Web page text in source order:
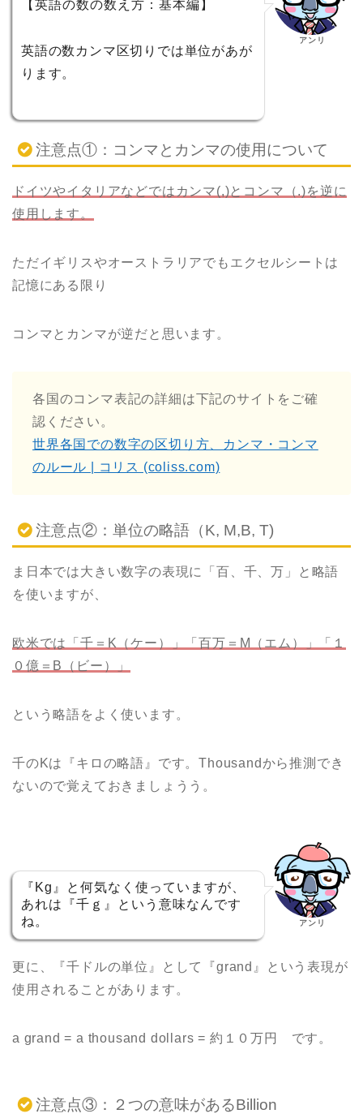
【英語の数の数え方：基本編】
英語の数カンマ区切りでは単位があが
ります。
アンリ
注意点①：コンマとカンマの使用について
ドイツやイタリアなどではカンマ(,)とコンマ（.)を逆に
使用します。
ただイギリスやオーストラリアでもエクセルシートは
記憶にある限り
コンマとカンマが逆だと思います。
各国のコンマ表記の詳細は下記のサイトをご確
認ください。
世界各国での数字の区切り方、カンマ・コンマ
のルール | コリス (coliss.com)
注意点②：単位の略語（K, M,B, T)
ま日本では大きい数字の表現に「百、千、万」と略語
を使いますが、
欧米では「千＝K（ケー）
」「百万＝M（エム）」「１
０億＝B（ビー）」
という略語をよく使います。
千のKは『キロの略語』です。Thousandから推測でき
ないので覚えておきましょうう。
『Kg』と何気なく使っていますが、
あれは『千ｇ』という意味なんです
ね。
アンリ
更に、『千ドルの単位』として『grand』という表現が
使用されることがあります。
a grand = a thousand dollars = 約１０万円 です。
注意点③：２つの意味があるBillion